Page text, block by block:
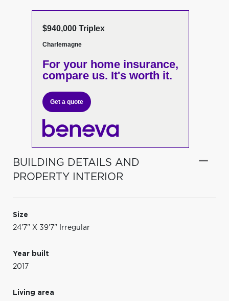
$940,000 Triplex
Charlemagne
For your home insurance,
compare us. It's worth it.
Get a quote
BUILDING DETAILS AND
PROPERTY INTERIOR
Size
24'7" X 39'7" Irregular
Year built
2017
Living area